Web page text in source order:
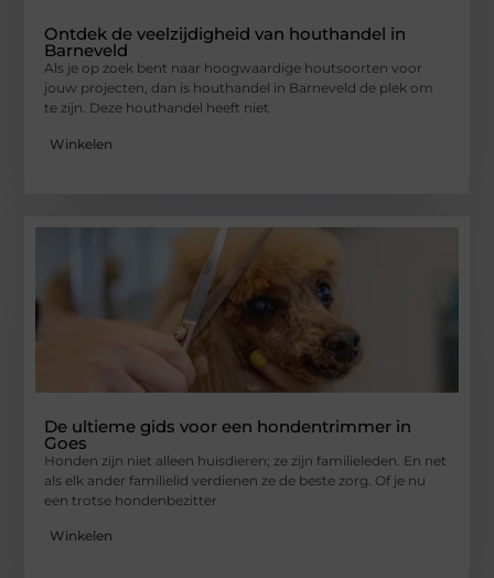
Ontdek de veelzijdigheid van houthandel in
Barneveld
Als je op zoek bent naar hoogwaardige houtsoorten voor
jouw projecten, dan is houthandel in Barneveld de plek om
te zijn. Deze houthandel heeft niet
Winkelen
De ultieme gids voor een hondentrimmer in
Goes
Honden zijn niet alleen huisdieren; ze zijn familieleden. En net
als elk ander familielid verdienen ze de beste zorg. Of je nu
een trotse hondenbezitter
Winkelen